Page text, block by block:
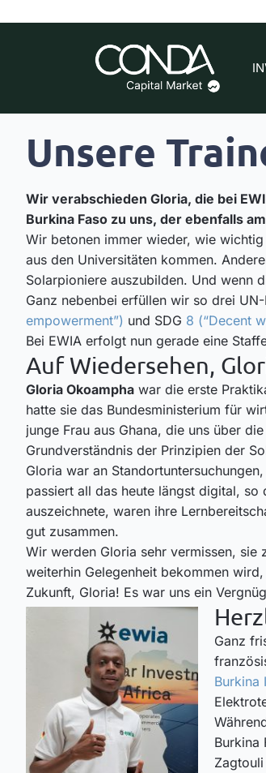
Unsere
Wir verabschieden Gloria, die bei
Burkina Faso zu uns, der ebenfalls
Wir betonen immer wieder, wie
aus den Universitäten kommen.
Solarpioniere auszubilden. Und wenn
Ganz nebenbei erfüllen wir so drei
empowerment”) und SDG 8 (“Decent
Bei EWIA erfolgt nun gerade eine
Auf Wiedersehen,
Gloria Okoampha war die erste
hatte sie das Bundesministerium für
junge Frau aus Ghana, die uns über die
Grundverständnis der Prinzipien der
Gloria war an
passiert all das heute längst digital, so
auszeichnete, waren ihre
gut zusammen.
Wir werden Gloria sehr vermissen, sie
weiterhin Gelegenheit bekommen
Zukunft, Gloria! Es war uns ein
Ganz
Burkina
Burkina